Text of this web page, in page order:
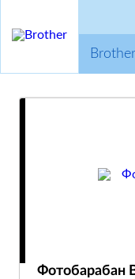
Фотобарабан